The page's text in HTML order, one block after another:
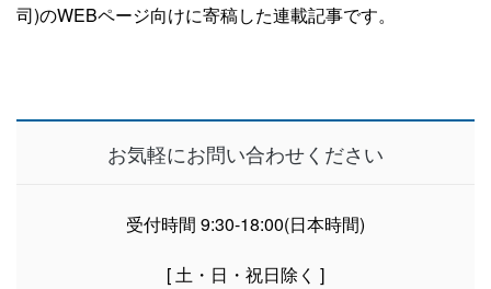
司)のWEBページ向けに寄稿した連載記事です。
お気軽にお問い合わせください
受付時間 9:30-18:00(日本時間)
[ 土・日・祝日除く ]